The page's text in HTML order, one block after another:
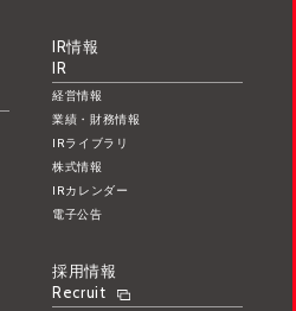
IR情報
IR
経営情報
業績・財務情報
IRライブラリ
株式情報
IRカレンダー
電子公告
採用情報
Recruit